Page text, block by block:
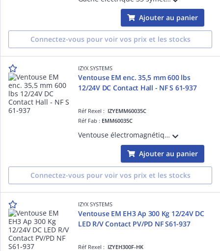
Ajouter au panier
Connectez-vous pour voir vos prix et les stocks
IZYX SYSTEMS
Ventouse EM enc. 35,5 mm 600 lbs
12/24V DC Contact Hall - NF S 61-937
Réf Rexel : IZYEMM60035C
Réf Fab : EMM60035C
Ventouse électromagnétique encastrable EMM 35,5 mm, 600 lbs (série 300 kg), 12 ou 24V DC, à rupture de courant, 1 contact inverseur CO/NO/NF, éjecteur anti-rémanence intégré à la contreplaque, NF S 61-937
Ajouter au panier
Connectez-vous pour voir vos prix et les stocks
IZYX SYSTEMS
Ventouse EM EH3 Ap 300 Kg 12/24V DC
LED R/V Contact PV/PD NF S61-937
Réf Rexel : IZYEH300F-HK